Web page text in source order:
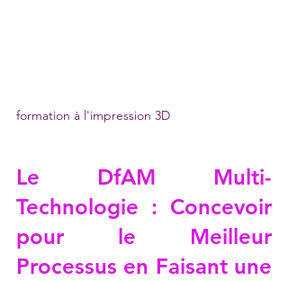
formation à l'impression 3D
Le DfAM Multi-
Technologie : Concevoir
pour le Meilleur
Processus en Faisant une